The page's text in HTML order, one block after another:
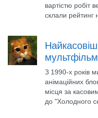
вартістю робіт
склали рейтинг
З 1990-х років
анімаційних
місця за
до "Холодного